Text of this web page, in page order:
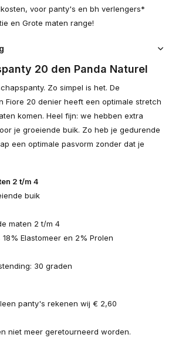
voor panty's en bh verlengers*
en Grote maten range!
20 den Panda Naturel
Zo simpel is het. De
Fiore 20 denier heeft een optimale stretch
komen. Heel fijn: we hebben extra
je groeiende buik. Zo heb je gedurende
een optimale pasvorm zonder dat je
2 t/m 4
buik
maten 2 t/m 4
Elastomeer en 2% Prolen
30 graden
panty's rekenen wij € 2,60
niet meer geretourneerd worden.